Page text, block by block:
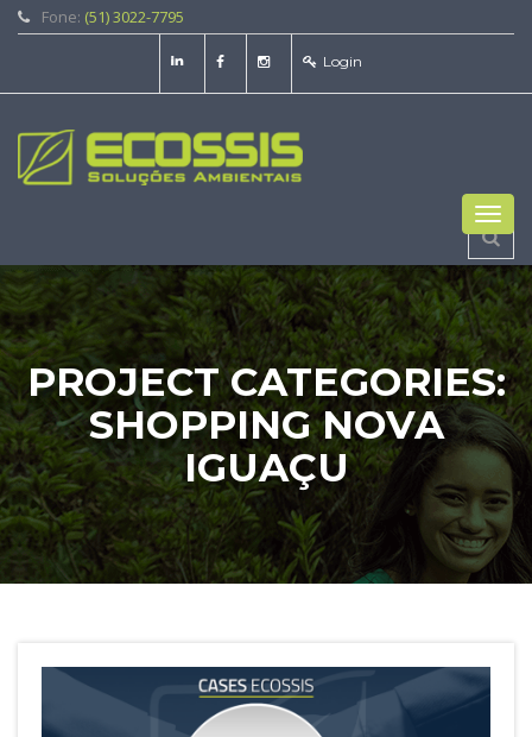
Fone: (51) 3022-7795
Login
PROJECT CATEGORIES:
SHOPPING NOVA
IGUAÇU